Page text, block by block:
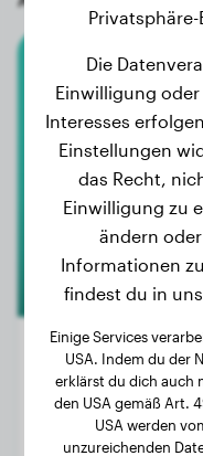
Gewicht:
Die
Einwilligung
Interesses
Einstellungen
das Recht,
Einwilligung zu
ändern
Informationen
findest du in
Einige Services
USA. Indem du der
erklärst du dich auch
den USA gemäß Art.
USA werden
unzureichenden